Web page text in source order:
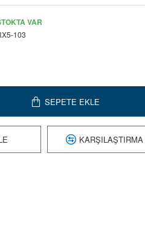
VAR
103
SEPETE EKLE